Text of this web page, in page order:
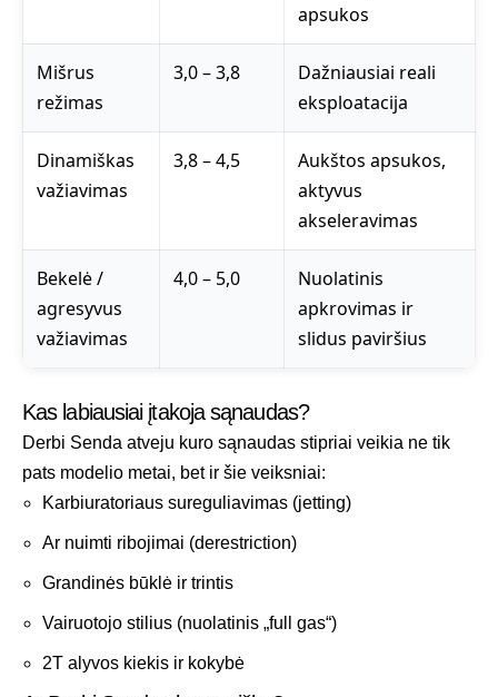
apsukos
Mišrus
režimas
3,0 – 3,8
Dažniausiai reali
eksploatacija
Dinamiškas
važiavimas
3,8 – 4,5
Aukštos apsukos,
aktyvus
akseleravimas
Bekelė /
agresyvus
važiavimas
4,0 – 5,0
Nuolatinis
apkrovimas ir
slidus paviršius
Kas labiausiai įtakoja sąnaudas?
Derbi Senda atveju kuro sąnaudas stipriai veikia ne tik
pats modelio metai, bet ir šie veiksniai:
Karbiuratoriaus sureguliavimas (jetting)
Ar nuimti ribojimai (derestriction)
Grandinės būklė ir trintis
Vairuotojo stilius (nuolatinis „full gas“)
2T alyvos kiekis ir kokybė